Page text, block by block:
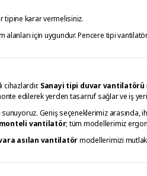
tipine karar vermelisiniz.
alanları için uygundur. Pencere tipi
cihazlardır. Sanayi tipi duvar vantilatörü
edilerek yerden tasarruf sağlar ve iş
sunuyoruz. Geniş seçeneklerimiz arasında,
vantilatör; tüm modellerimiz
asılan vantilatörmodellerimizi